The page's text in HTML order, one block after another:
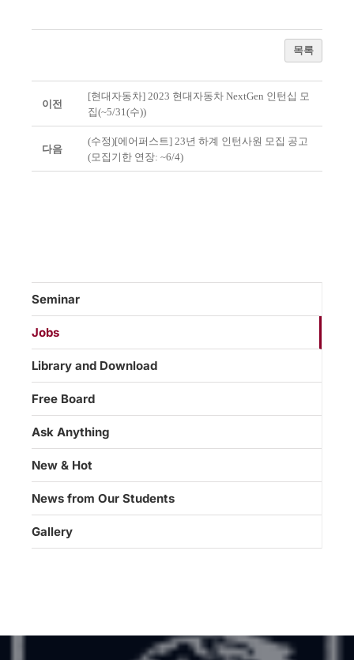
목록
이전
[현대자동차] 2023 현대자동차 NextGen 인턴십 모
집(~5/31(수))
다음
(수정)[에어퍼스트] 23년 하계 인턴사원 모집 공고
(모집기한 연장: ~6/4)
Seminar
Jobs
Library and Download
Free Board
Ask Anything
New & Hot
News from Our Students
Gallery